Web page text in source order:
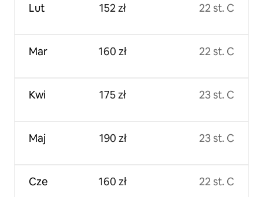
Lut
Mar
Kwi
Maj
Cze
152 zł
160 zł
175 zł
190 zł
160 zł
22 st. C
22 st. C
23 st. C
23 st. C
22 st. C